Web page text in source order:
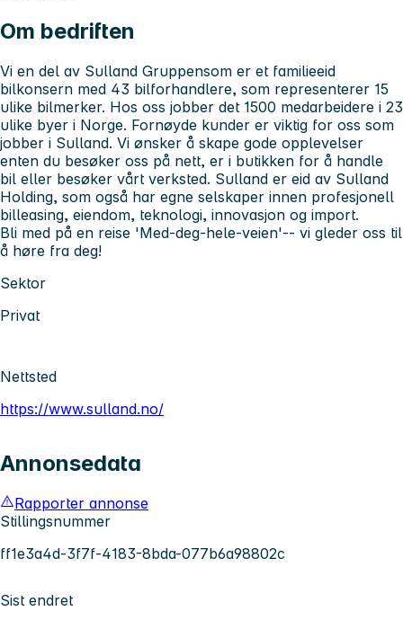
Om bedriften
Vi en del av Sulland Gruppensom er et familieeid
bilkonsern med 43 bilforhandlere, som representerer 15
ulike bilmerker. Hos oss jobber det 1500 medarbeidere i 23
ulike byer i Norge. Fornøyde kunder er viktig for oss som
jobber i Sulland. Vi ønsker å skape gode opplevelser
enten du besøker oss på nett, er i butikken for å handle
bil eller besøker vårt verksted. Sulland er eid av Sulland
Holding, som også har egne selskaper innen profesjonell
billeasing, eiendom, teknologi, innovasjon og import.
Bli med på en reise 'Med-deg-hele-veien'-- vi gleder oss til
å høre fra deg!
Sektor
Privat
Nettsted
https://www.sulland.no/
Annonsedata
Rapporter annonse
Stillingsnummer
ff1e3a4d-3f7f-4183-8bda-077b6a98802c
Sist endret